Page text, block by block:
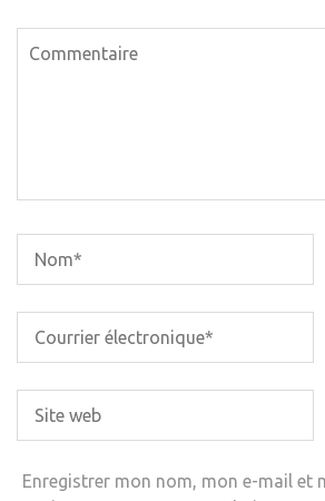
Enregistrer mon nom, mon e-mail et